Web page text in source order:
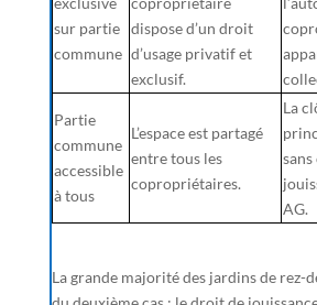
sur partie
commune
dispose d’un droit
d’usage privatif et
exclusif.
Partie
commune
accessible
à tous
L’espace est partagé
entre tous les
copropriétaires.
La
sans
AG.
La grande majorité des jardins de rez-